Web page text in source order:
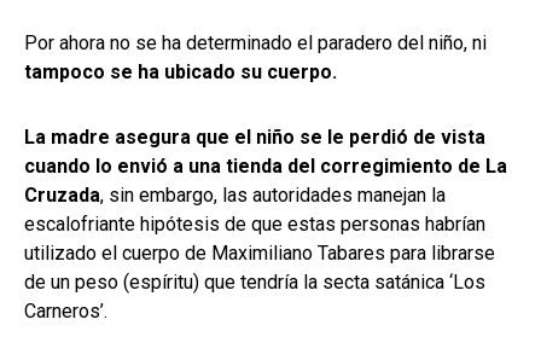
Por ahora no se ha determinado el paradero del niño, ni
tampoco se ha ubicado su cuerpo.
La madre asegura que el niño se le perdió de vista
cuando lo envió a una tienda del corregimiento de La
Cruzada, sin embargo, las autoridades manejan la
escalofriante hipótesis de que estas personas habrían
utilizado el cuerpo de Maximiliano Tabares para librarse
de un peso (espíritu) que tendría la secta satánica ‘Los
Carneros’.